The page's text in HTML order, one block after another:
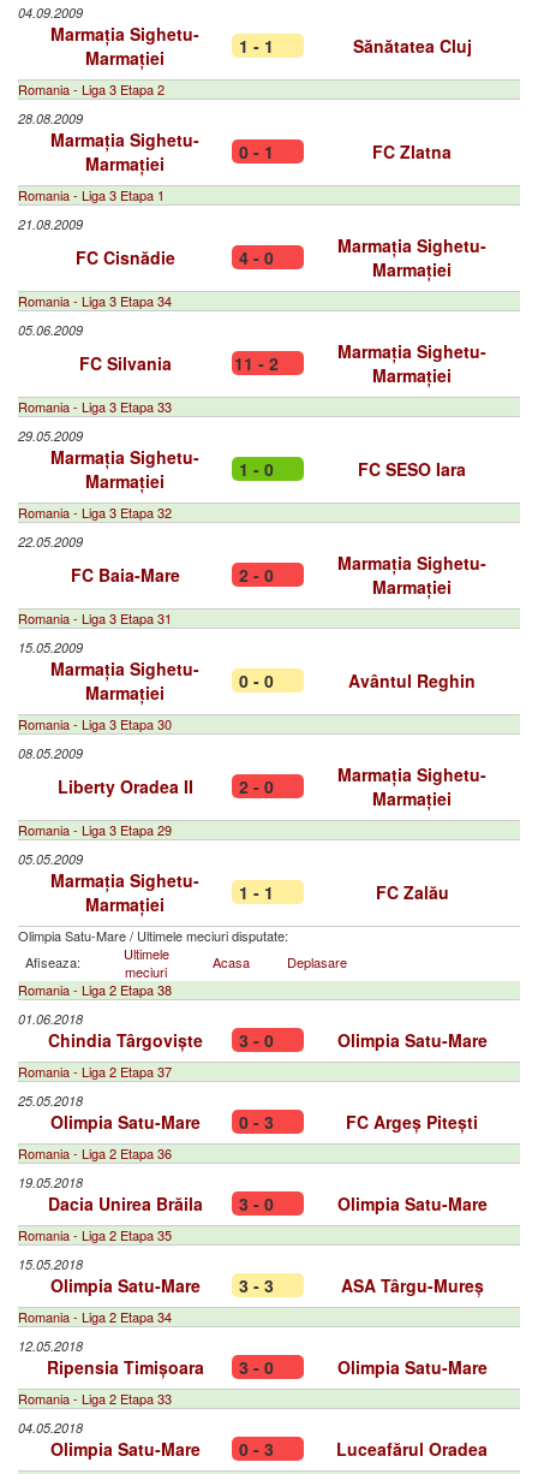
04.09.2009
Marmația Sighetu-
Marmației
1 - 1 Sănătatea Cluj
Romania - Liga 3 Etapa 2
28.08.2009
Marmația Sighetu-
Marmației
0 - 1 FC Zlatna
Romania - Liga 3 Etapa 1
21.08.2009
FC Cisnădie 4 - 0
Marmația Sighetu-
Marmației
Romania - Liga 3 Etapa 34
05.06.2009
FC Silvania 11 - 2
Marmația Sighetu-
Marmației
Romania - Liga 3 Etapa 33
29.05.2009
Marmația Sighetu-
Marmației
1 - 0 FC SESO Iara
Romania - Liga 3 Etapa 32
22.05.2009
FC Baia-Mare 2 - 0
Marmația Sighetu-
Marmației
Romania - Liga 3 Etapa 31
15.05.2009
Marmația Sighetu-
Marmației
0 - 0 Avântul Reghin
Romania - Liga 3 Etapa 30
08.05.2009
Liberty Oradea II 2 - 0
Marmația Sighetu-
Marmației
Romania - Liga 3 Etapa 29
05.05.2009
Marmația Sighetu-
Marmației
1 - 1 FC Zalău
Olimpia Satu-Mare/ Ultimele meciuri disputate:
Afiseaza:
Ultimele
meciuri
Acasa
Deplasare
Romania - Liga 2 Etapa 38
01.06.2018
Chindia Târgoviște 3 - 0 Olimpia Satu-Mare
Romania - Liga 2 Etapa 37
25.05.2018
Olimpia Satu-Mare 0 - 3 FC Argeș Pitești
Romania - Liga 2 Etapa 36
19.05.2018
Dacia Unirea Brăila 3 - 0 Olimpia Satu-Mare
Romania - Liga 2 Etapa 35
15.05.2018
Olimpia Satu-Mare 3 - 3 ASA Târgu-Mureș
Romania - Liga 2 Etapa 34
12.05.2018
Ripensia Timișoara 3 - 0 Olimpia Satu-Mare
Romania - Liga 2 Etapa 33
04.05.2018
Olimpia Satu-Mare 0 - 3 Luceafărul Oradea